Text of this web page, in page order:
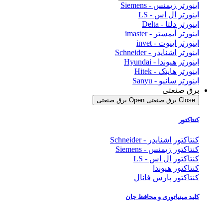
اینورتر زیمنس - Siemens
اینورتر ال اس - LS
اینورتر دلتا - Delta
اینورتر آیمستر - imaster
اینورتر اینوت - invet
اینورتر اشنایدر - Schneider
اینورتر هیوندا - Hyundai
اینورتر هایتک - Hitek
اینورتر سانیو - Sanyu
برق صنعتی
Close برق صنعتی Open برق صنعتی
کنتاکتور
کنتاکتور اشنایدر - Schneider
کنتاکتور زیمنس - Siemens
کنتاکتور ال اس - LS
کنتاکتور هیوندا
کنتاکتور پارس فانال
کلید مینیاتوری و محافظ جان